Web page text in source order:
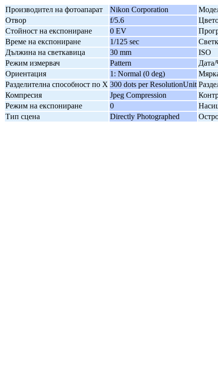
Производител на фотоапарат Nikon Corporation
Отвор
f/5.6
Стойност на експониране
0 EV
Време на експониране
1/125 sec
Дължина на светкавица
30 mm
ISO
Режим измервач
Pattern
Дата/
Ориентация
1: Normal (0 deg)
Разделителна способност по X 300 dots per ResolutionUnit
Компресия
Jpeg Compression
Режим на експониране
0
Тип сцена
Directly Photographed